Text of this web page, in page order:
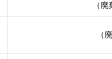
（廃
（